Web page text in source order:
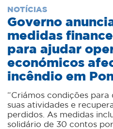
NOTÍCIAS
Governo
medidas
para ajudar
económicos
incêndio em
“Criámos condições
suas atividades e
perdidos. As medidas
solidário de 30 contos